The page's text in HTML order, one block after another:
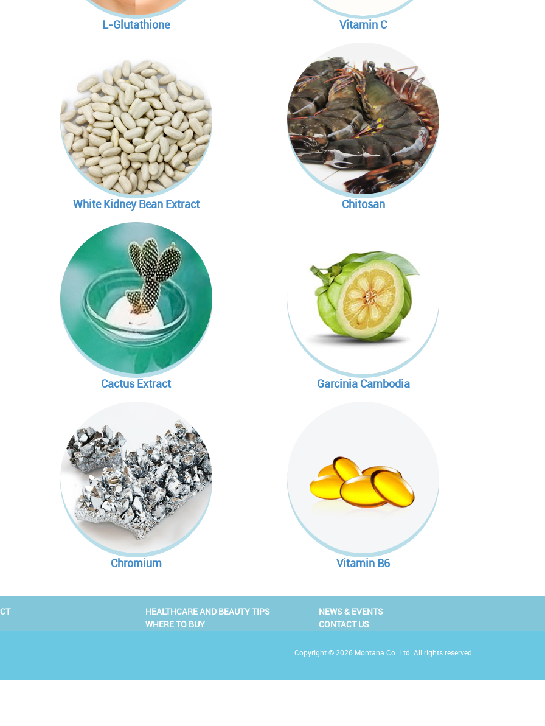
COLLAGEN
คอลลาเจนจากปลาทะเลน้ำลึก
ชั้นหนังแท้ของผิวหนังประกอบด้วยคอลลาเจนถึง 75 %
เพิ่มความยืดหยุ่นของผิว
เพิ่มความชุ่มชื้น ทำให้ผิวนุ่ม
ทำให้ผิวพรรณเปล่งปลั่งลดการเกิดริ้วรอย
ข่วยลดเลือนรอยแผลจากสิว
RECOMMENDED PRODUCTS
L-Glutathione
L-GLUTATHIONE
L-Glutathione เป็น Amino Acid ที่ร่างกายสามารถสร้างขึ้นได้
เองในร่างกาย แต่มีปริมาณน้อยอาจไม่เพียงพอในการนำไปสร้าง
เป็น Enzyme Glutathione Peroxidase ซึ่งเป็นสาร Antioxidants
ป้องกันการเกิดของ Free Radicals และป้องกันการเสื่อมของ
เซลล์ต่างๆในร่างกายโดยเฉพาะเซลล์ตับ
Good Points :
Detoxification
Immune Enhancer
Beauty and Whitening
Male Fertility
RECOMMENDED PRODUCTS
Vitamin C
VITAMIN C
เป็นสารต้านอนุมูลอิสระ ช่วยเพิ่มความแข็งแรงของหลอดเลือด
ฝอย
ช่วยในการเสริมสร้างและซ่อมแซมคอลลาเจน
ทำงานร่วมกับ
ในการทำให้ผิวขาวกระจ่างใส
เผยผิวใหม่ที่เปล่งปลั่ง สดใส
ยิ่งขึ้น
RECOMMENDED PRODUCTS
GREEN COFFEE BEAN EXTRACT
สารสกัดจากเมล็ดกาแฟเขียวมีกรดคลอโรจินิกสูง ทำให้มีผล …
1. ช่วยลดการดูดซึมน้ำตาลในลำไส้จึงช่วยลดระดับน้ำตาลใน
เลือด
2. ช่วยกระตุ้นกระบวนการสลายไขมัน (lipolysis)
3. เหนี่ยวนำให้เกิดกระบวนการ beta-oxidation (กระบวนการ
ย่อยสลายกรดไขมัน) ส่งผลให้เพิ่มการเผาผลาญไขมันในร่างกาย
ลดความดันชนิดเฉียบพลัน (Nicardipine, Captopril, และ
Prazosin)
นอกจากนี้ในสารสกัดจากเมล็ดกาแฟเขียวยังมีกรดเฟอรูลิก
ซึ่งช่วยเพิ่มผลในการลดระดับความดันโลหิตของการรักษาด้วย
ยาลดความดันชนิดเฉียบพลัน (Nicardipine, Captopril, และ
Prazosin)
RECOMMENDED PRODUCTS
White Kidney Bean Extract
WHITE KIDNEY BEAN EXTRACT
การทำงานคือ ช่วยกีดขวาง (block) การทำงานของเอน
ไซม์อะไมเลส ส่งผลให้ลดกระบวนการย่อยสลายสารอาหารกลุม
คาร์โบไฮเดรต จึงลดการดูดซึมคาร์โบไฮเดรตโมเลกุลใหญ่ และ
ถูกขับออกจากร่างกายตามกระบวนการปกติก่อนที่จะถูกดูดซึม
ข้อดีของการที่คาร์โบไฮเดรตอยู่ในลำไส้ใหญ่ก็คือ
คาร์โบไฮเดรตในลำไส้ใหญ่จะทำให้เกิดกระบวนการหมักโดย
ลำไส้ใหญ่ได้
RECOMMENDED PRODUCTS
Chitosan
CHITOSAN
ไคโตซานละลายในไขมันได้จึงจับกับไขมันในลำไส้ได้ มีผลช่วย
ป้องกันการดูดซึมไขมันจากอาหารเข้าสู่กระแสเลือด ซึ่งปกติแล้ว
ไขมันในเลือดจะพร้อมเปลี่ยนเป็นไขมันสะสมในร่ายกายได้
ตลอดเวลา โดยกรดไขมันสายยาวจะถูกส่งผ่านเข้าไปใน
mitochondria ซึ่งจะย่อยสลายไขมันแล้วถูกใช้ในการสร้าง
พลังงาน
เกิดโรคกระดูกพรุน
- มีการทดลองทางคลินิกที่พบว่าไคโตซานช่วยเพิ่มดูดซึม
แคลเซียมเข้าสู่ร่างกาย
2) ต้านการเกิดหินปูน:
มีการศึกษาโดยใส่ไคโตซานในหมากฝรั่ง พบว่าไคโตซานเพิ่ม
pH ในปากและจับแบคทีเรียที่เป็นสาเหตุให้เกิดหินปูนและฟันผุ
3) ต้านมะเร็ง
การศึกษาเมื่อเร็วๆนี้พบว่าไคโตซานมีผลเพิ่มภูมิคุ้มกัน โดยหนู
L-CARNITINE
แอล-คาร์นิทีนอาจมีผลช่วยลดความอยากอาหารและอัตราการ
เผาผลาญพลังงานในสภาวะปกติของร่างกายที่ทำให้ร่างกาย
ทำงานได้ปกติ กลไกคือ
1. เพิ่มการส่งผ่านกรดไขมันสายยาว
เข้าไปใน mitochondria ซึ่ง
จะย่อยสลายไขมันแล้วถูกใช้ในการสร้างพลังงานโดย
กระบวนการย่อยสลายกรดไขมัน beta-oxidation การที่มี Acetyl
2. ทำให้เกิด Sparing effect
คือ การเพิ่มกระบวนการ beta-
3. ช่วยเพิ่มการสังเคราะห์โปรตีนทำให้ lean body (มวลรวมของ
Cactus Extract
CACTUS EXTRACT
การทำงานคือ ช่วเส้นใยที่ไม่ละลายน้ำจะทำหน้าที่จับกับไขมันที่
เรารับประทานเข้าไปตั้งแต่ส่วนบนของกระเพาะ และเส้นใยที่
ละลายน้ำจะสร้างเจลขึ้นมาห่อหุ้มไขมันนั้น ไม่ให้เอนไซม์ไลเปส
ที่สร้างจากตับอ่อนเข้ามาแตกโมเลกุลไขมัน ทำให้ไขมันไม่
สามารถถูกดูดซับเข้าไปทางผนังลำไส้เล็กได้ และถูกขับออกไปใน
LDL ในร่างกายได้
Garcinia Cambodia
GARCINIA CAMBODIA
1. ช่วย block สารอาหารพวกคาร์โบไฮเดรต ไม่ให้เปลี่ยนเป็นไข
มัน
2. ลดความอยากอาหาร
สารสกัดจากผลส้มแขกนั้น ในทางเคมี ก็คือ กรดไฮดร๊อกซีซิตริค
(Hydroxy Citric Acid) หรือ HCA ทำหน้าที่ถึง 2 อย่าง (Dual
Effects) HCA สนับสนุนระดับของ
Serotonin ซึ่งเป็นสารสื่อ
ระดับ Serotonin ที่ดี ส่งผลถึงการลดระดับการบริโภค อารมณ์ดี
และลดน้ำหนัก ในทางกลับกัน HCA ลดการทำงานของเอนไซม์
ATP-citrate-lyase (ACL) ซึ่งเป็นเอนไซม์ที่แปลงคาร์โบไฮเดรต
BETA-GLUCAN
ลดคอลเลสเตอรอล โดยการป้องกันการดูดซึมของคอลเลสเตอร
อลที่กระเพาะและลำใส้
Chromium
CHROMIUM
หนึ่งในสารอาหารที่จำเป็นต่อร่างกาย ช่วยในการควบคุมระดับ
Vitamin B6
VITAMIN B6
จำเป็นสำหรับการทำงานที่เหมาะสมของน้ำตาลไขมันและ
โปรตีนในร่างกาย มันเป็นสิ่งจำเป็นสำหรับการเจริญเติบโตที่
HEALTHCARE AND BEAUTY TIPS
WHERE TO BUY
NEWS & EVENTS
CONTACT US
Copyright © 2026 Montana Co. Ltd. All rights reserved.